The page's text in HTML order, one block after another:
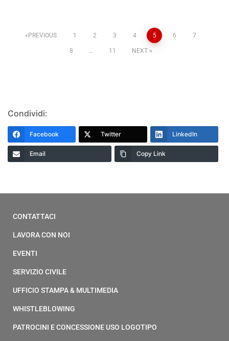
PREVIOUS 1 2 3 4 5 6 7
8 … 11 NEXT
Condividi:
Facebook Twitter LinkedIn
Email Copy Link
CONTATTACI
LAVORA CON NOI
EVENTI
SERVIZIO CIVILE
UFFICIO STAMPA & MULTIMEDIA
WHISTLEBLOWING
PATROCINI E CONCESSIONE USO LOGOTIPO